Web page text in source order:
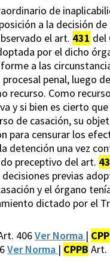
de
a la decisión
el art. 431 del
por el dicho
a las
penal, luego
recurso. Como
y si bien es cierto
de casación, su
para censurar los
detención una vez
preceptivo del art.
previas
y el órgano
dictado por el
406Ver Norma |
Ver Norma | CPPB Art.